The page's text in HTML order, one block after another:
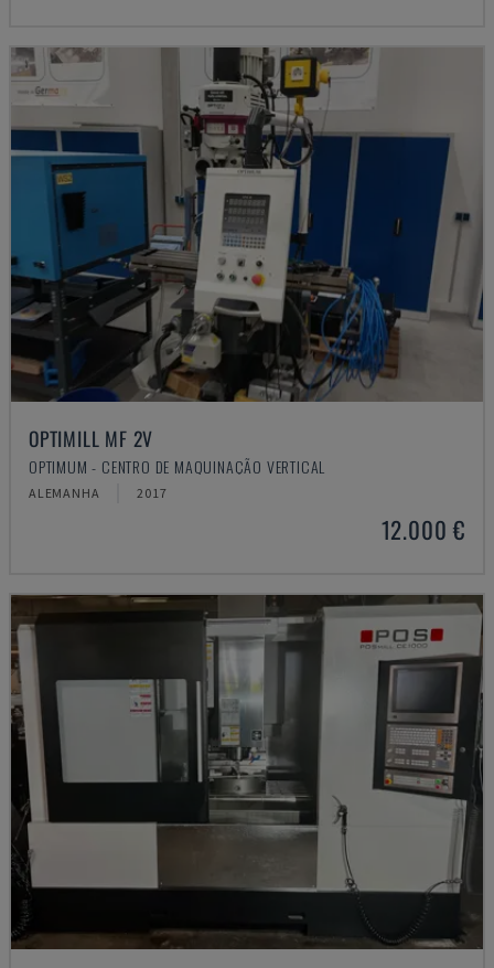
OPTIMILL MF 2V
OPTIMUM - CENTRO DE MAQUINAÇÃO VERTICAL
ALEMANHA 2017
12.000 €